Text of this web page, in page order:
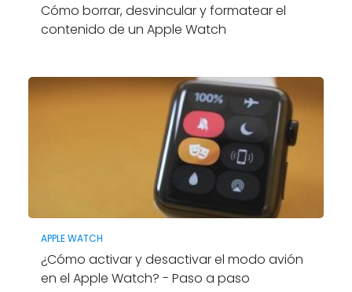
Cómo borrar, desvincular y formatear el
contenido de un Apple Watch
APPLE WATCH
¿Cómo activar y desactivar el modo avión
en el Apple Watch? - Paso a paso